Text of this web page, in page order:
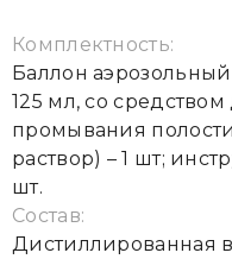
Комплектность:
Баллон
125 мл, со
промывания
раствор) – 1 шт;
шт.
Состав:
Дистиллированная